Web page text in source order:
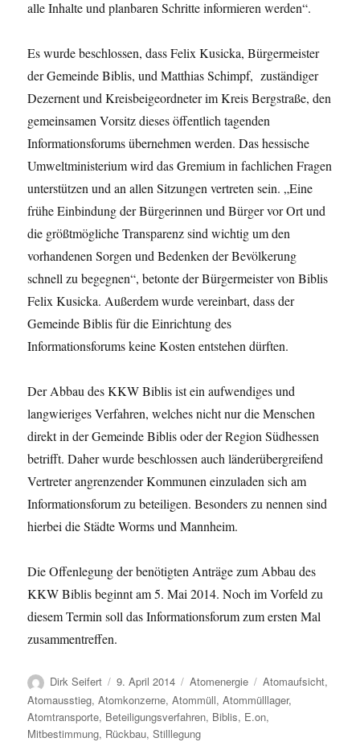
alle Inhalte und planbaren Schritte informieren werden“.
Es wurde beschlossen, dass Felix Kusicka, Bürgermeister
der Gemeinde Biblis, und Matthias Schimpf, zuständiger
Dezernent und Kreisbeigeordneter im Kreis Bergstraße, den
gemeinsamen Vorsitz dieses öffentlich tagenden
Informationsforums übernehmen werden. Das hessische
Umweltministerium wird das Gremium in fachlichen Fragen
unterstützen und an allen Sitzungen vertreten sein. „Eine
frühe Einbindung der Bürgerinnen und Bürger vor Ort und
die größtmögliche Transparenz sind wichtig um den
vorhandenen Sorgen und Bedenken der Bevölkerung
schnell zu begegnen“, betonte der Bürgermeister von Biblis
Felix Kusicka. Außerdem wurde vereinbart, dass der
Gemeinde Biblis für die Einrichtung des
Informationsforums keine Kosten entstehen dürften.
Der Abbau des KKW Biblis ist ein aufwendiges und
langwieriges Verfahren, welches nicht nur die Menschen
direkt in der Gemeinde Biblis oder der Region Südhessen
betrifft. Daher wurde beschlossen auch länderübergreifend
Vertreter angrenzender Kommunen einzuladen sich am
Informationsforum zu beteiligen. Besonders zu nennen sind
hierbei die Städte Worms und Mannheim.
Die Offenlegung der benötigten Anträge zum Abbau des
KKW Biblis beginnt am 5. Mai 2014. Noch im Vorfeld zu
diesem Termin soll das Informationsforum zum ersten Mal
zusammentreffen.
Autor
Dirk Seifert
Veröffentlicht
am
9. April 2014 Kategorien
Atomenergie Schlagwörter
Atomaufsicht,
Atomausstieg,Atomkonzerne,Atommüll,Atommülllager,
Atomtransporte, Beteiligungsverfahren, Biblis, E.on,
Mitbestimmung, Rückbau,Stilllegung